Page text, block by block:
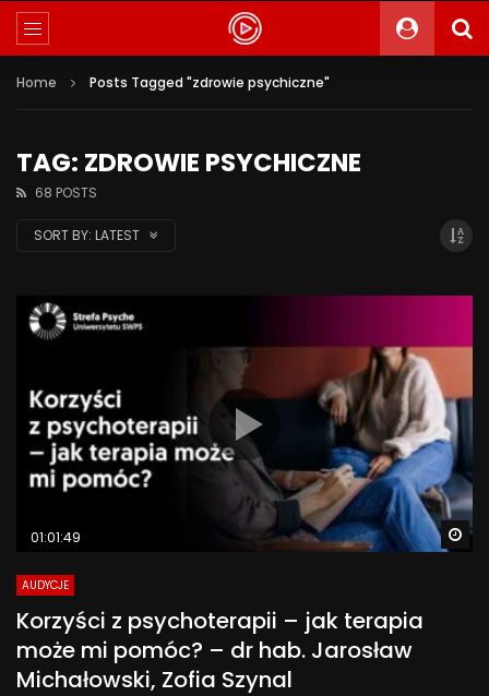
Home Posts Tagged "zdrowie psychiczne"
TAG: ZDROWIE PSYCHICZNE
68 POSTS
SORT BY: LATEST
01:01:49
AUDYCJE
Korzyści z psychoterapii – jak terapia
może mi pomóc? – dr hab. Jarosław
Michałowski, Zofia Szynal